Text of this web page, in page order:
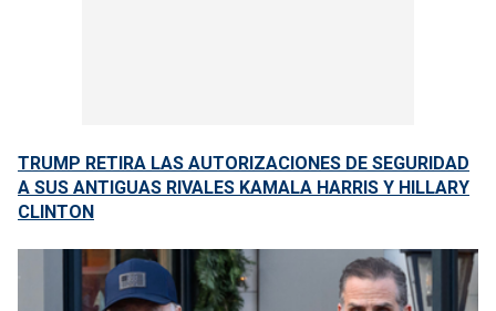
TRUMP RETIRA LAS AUTORIZACIONES DE SEGURIDAD
A SUS ANTIGUAS RIVALES KAMALA HARRIS Y HILLARY
CLINTON